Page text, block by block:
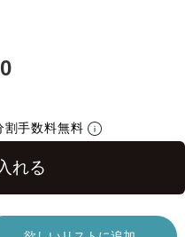
割手数料無料
れる